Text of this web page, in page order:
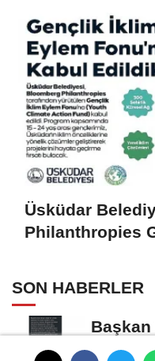
Üsküdar
Philanthropies
SON HABERLER